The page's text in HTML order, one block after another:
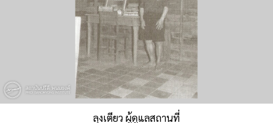
ลุงเตียว ผู้ดูแลสถานที่